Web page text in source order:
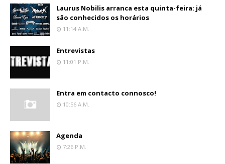
Laurus Nobilis arranca esta quinta-feira: já
são conhecidos os horários
11:14 A.m.
Entrevistas
11:01 P.m.
Entra em contacto connosco!
10:56 A.m.
Agenda
7:26 P.m.